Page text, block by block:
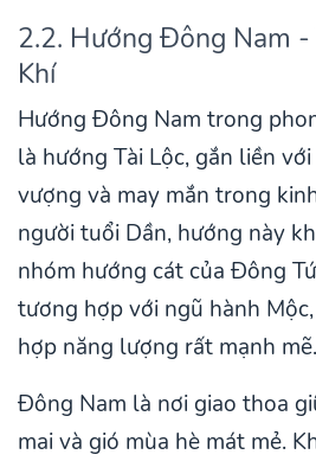
2.2. Hướng Đông Nam -
Khí
Hướng Đông Nam trong
là hướng Tài Lộc, gắn liền
vượng và may mắn trong
người tuổi Dần, hướng này
nhóm hướng cát của Đông
tương hợp với ngũ hành
hợp năng lượng rất mạnh mẽ.
Đông Nam là nơi giao thoa
mai và gió mùa hè mát mẻ.